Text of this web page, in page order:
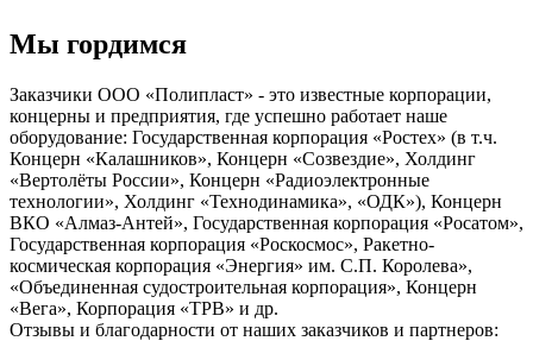
Мы гордимся
Заказчики ООО «Полипласт» - это известные корпорации,
концерны и предприятия, где успешно работает наше
оборудование: Государственная корпорация «Ростех» (в т.ч.
Концерн «Калашников», Концерн «Созвездие», Холдинг
«Вертолёты России», Концерн «Радиоэлектронные
технологии», Холдинг «Технодинамика», «ОДК»), Концерн
ВКО «Алмаз-Антей», Государственная корпорация «Росатом»,
Государственная корпорация «Роскосмос», Ракетно-
космическая корпорация «Энергия» им. С.П. Королева»,
«Объединенная судостроительная корпорация», Концерн
«Вега», Корпорация «ТРВ» и др.
Отзывы и благодарности от наших заказчиков и партнеров: